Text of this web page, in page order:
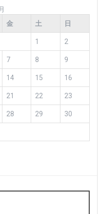
金 土 日
1 2
7 8 9
14 15 16
21 22 23
28 29 30